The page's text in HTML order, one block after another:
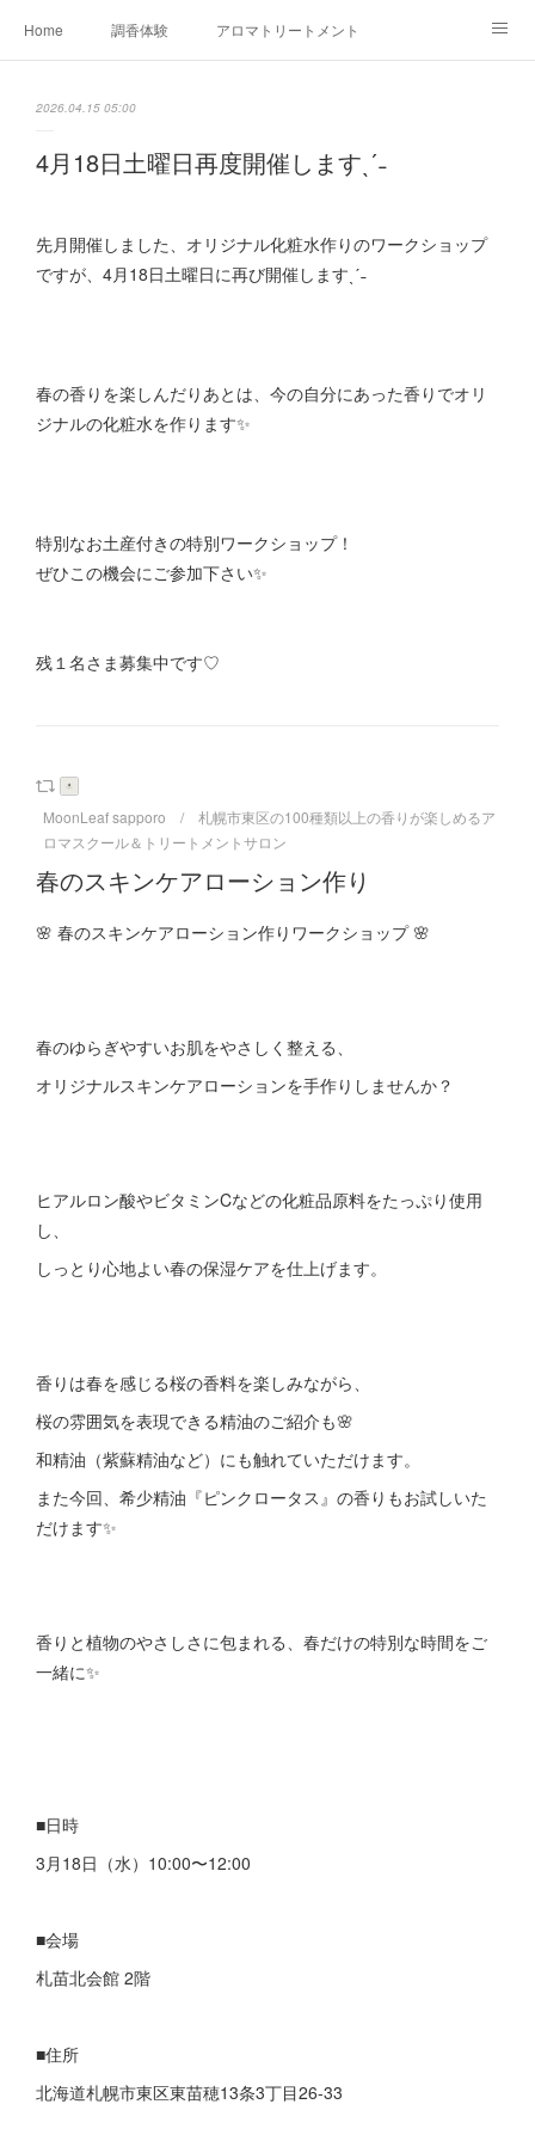
Home 調香体験 アロマトリートメントMenu
2026.04.15 05:00
4月18日土曜日再度開催しますˎˊ˗
先月開催しました、オリジナル化粧水作りのワークショップ
ですが、4月18日土曜日に再び開催しますˎˊ˗
春の香りを楽しんだりあとは、今の自分にあった香りでオリ
ジナルの化粧水を作ります✨
特別なお土産付きの特別ワークショップ！
ぜひこの機会にご参加下さい✨
残１名さま募集中です♡
MoonLeaf sapporo / 札幌市東区の100種類以上の香りが楽しめるア
ロマスクール＆トリートメントサロン
春のスキンケアローション作り
🌸 春のスキンケアローション作りワークショップ 🌸
春のゆらぎやすいお肌をやさしく整える、
オリジナルスキンケアローションを手作りしませんか？
ヒアルロン酸やビタミンCなどの化粧品原料をたっぷり使用
し、
しっとり心地よい春の保湿ケアを仕上げます。
香りは春を感じる桜の香料を楽しみながら、
桜の雰囲気を表現できる精油のご紹介も🌸
和精油（紫蘇精油など）にも触れていただけます。
また今回、希少精油『ピンクロータス』の香りもお試しいた
だけます✨
香りと植物のやさしさに包まれる、春だけの特別な時間をご
一緒に✨
■日時
3月18日（水）10:00〜12:00
■会場
札苗北会館 2階
■住所
北海道札幌市東区東苗穂13条3丁目26-33